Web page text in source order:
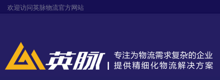
欢迎访问英脉物流官方网站